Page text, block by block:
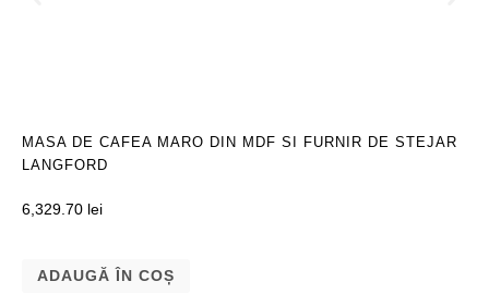
MASA DE CAFEA MARO DIN MDF SI FURNIR DE STEJAR
LANGFORD
6,329.70 lei
ADAUGĂ ÎN COȘ